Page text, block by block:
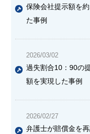
保険会社提示額を
た事例
2026/03/02
過失割合10：90の
額を実現した事例
2026/02/27
弁護士が賠償金を